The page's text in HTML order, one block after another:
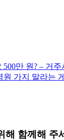
500만 원? – 거
가지 말라는
해 함께해 주